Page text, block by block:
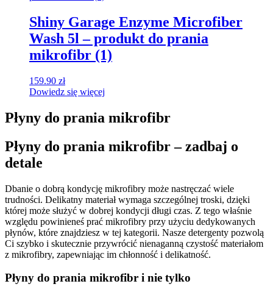
Shiny Garage Enzyme Microfiber
Wash 5l – produkt do prania
mikrofibr (1)
159.90 zł
Dowiedz się więcej
Płyny do prania mikrofibr
Płyny do prania mikrofibr – zadbaj o
detale
Dbanie o dobrą kondycję mikrofibry może nastręczać wiele
trudności. Delikatny materiał wymaga szczególnej troski, dzięki
której może służyć w dobrej kondycji długi czas. Z tego właśnie
względu powinieneś prać mikrofibry przy użyciu dedykowanych
płynów, które znajdziesz w tej kategorii. Nasze detergenty pozwolą
Ci szybko i skutecznie przywrócić nienaganną czystość materiałom
z mikrofibry, zapewniając im chłonność i delikatność.
Płyny do prania mikrofibr i nie tylko